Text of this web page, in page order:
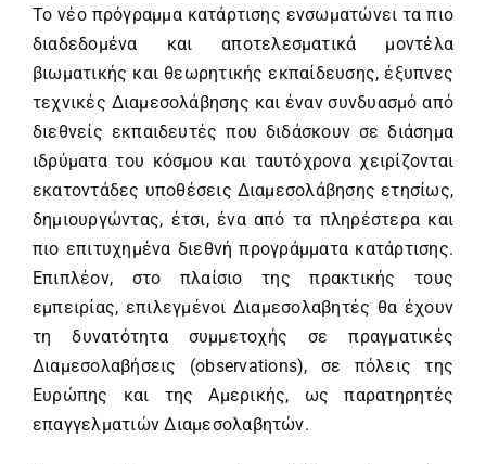
Το νέο πρόγραμμα κατάρτισης ενσωματώνει τα πιο
διαδεδομένα και αποτελεσματικά μοντέλα
βιωματικής και θεωρητικής εκπαίδευσης, έξυπνες
τεχνικές Διαμεσολάβησης και έναν συνδυασμό από
διεθνείς εκπαιδευτές που διδάσκουν σε διάσημα
ιδρύματα του κόσμου και ταυτόχρονα χειρίζονται
εκατοντάδες υποθέσεις Διαμεσολάβησης ετησίως,
δημιουργώντας, έτσι, ένα από τα πληρέστερα και
πιο επιτυχημένα διεθνή προγράμματα κατάρτισης.
Επιπλέον, στο πλαίσιο της πρακτικής τους
εμπειρίας, επιλεγμένοι Διαμεσολαβητές θα έχουν
τη δυνατότητα συμμετοχής σε πραγματικές
Διαμεσολαβήσεις (observations), σε πόλεις της
Ευρώπης και της Αμερικής, ως παρατηρητές
επαγγελματιών Διαμεσολαβητών.